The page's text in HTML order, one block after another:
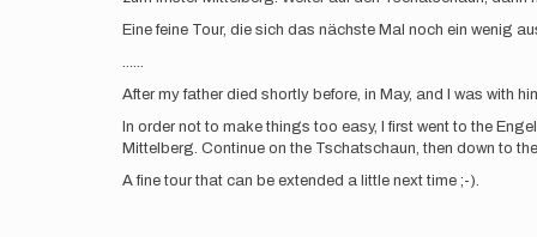
Eine feine Tour, die sich das nächste Mal noch ein wenig
......
After my father died shortly before, in May, and I was with
In order not to make things too easy, I first went to the
Mittelberg. Continue on the Tschatschaun, then down to
A fine tour that can be extended a little next time ;-).